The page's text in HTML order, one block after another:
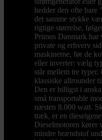
hedder den ofte
det samme stykke
rigtige størrelse,
Primus Danmark har
private og erhverv
maskinerne, før de
eller inverter: vælg
står mellem tre typer.
klassiske allrounder
Den er billigst i
små transportable
næsten 8.000 watt.
træk, er en
Dieselmotoren kører
mindre brændstof